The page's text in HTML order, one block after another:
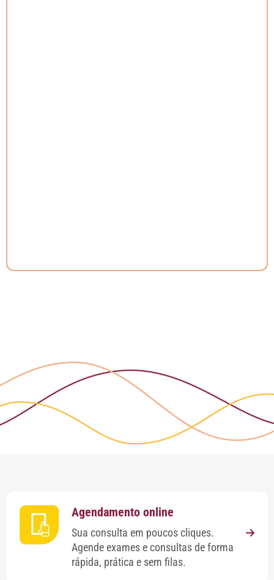
Agendamento online
Sua consulta em poucos cliques.
Agende exames e consultas de forma
rápida, prática e sem filas.